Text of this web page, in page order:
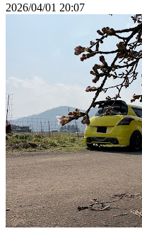
2026/04/01 20:07